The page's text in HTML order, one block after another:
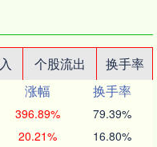
个股流出
换手率
涨幅
换手率
396.89% 79.39%
20.21% 16.80%